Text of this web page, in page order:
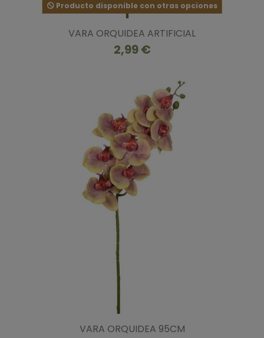
Producto disponible con otras opciones
VARA ORQUIDEA ARTIFICIAL
2,99 €
VARA ORQUIDEA 95CM